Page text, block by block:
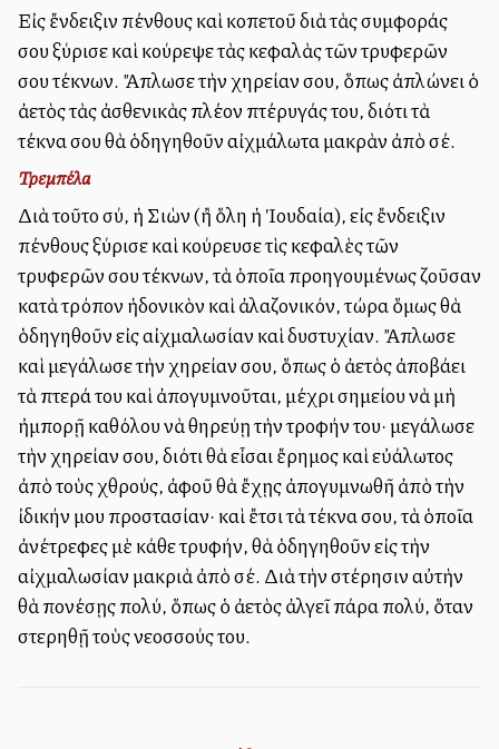
Εἰς ἔνδειξιν πένθους καὶ κοπετοῦ διὰ τὰς συμφοράς
σου ξύρισε καὶ κούρεψε τὰς κεφαλὰς τῶν τρυφερῶν
σου τέκνων. Ἄπλωσε τὴν χηρείαν σου, ὅπως ἀπλώνει ὁ
ἀετὸς τὰς ἀσθενικὰς πλέον πτέρυγάς του, διότι τὰ
τέκνα σου θὰ ὁδηγηθοῦν αἰχμάλωτα μακρὰν ἀπὸ σέ.
Τρεμπέλα
Διὰ τοῦτο σύ, ἡ Σιὼν (ἢ ὅλη ἡ Ἰουδαία), εἰς ἔνδειξιν
πένθους ξύρισε καὶ κούρευσε τὶς κεφαλὲς τῶν
τρυφερῶν σου τέκνων, τὰ ὁποῖα προηγουμένως ἐζοῦσαν
κατὰ τρόπον ἡδονικὸν καὶ ἀλαζονικόν, τώρα ὅμως θὰ
ὁδηγηθοῦν εἰς αἰχμαλωσίαν καὶ δυστυχίαν. Ἄπλωσε
καὶ μεγάλωσε τὴν χηρείαν σου, ὅπως ὁ ἀετὸς ἀποβάλλει
τὰ πτερά του καὶ ἀπογυμνοῦται, μέχρι σημείου νὰ μὴ
ἠμπορῇ καθόλου νὰ θηρεύῃ τὴν τροφήν του· μεγάλωσε
τὴν χηρείαν σου, διότι θὰ εἶσαι ἔρημος καὶ εὐάλωτος
ἀπὸ τοὺς ἐχθρούς, ἀφοῦ θὰ ἔχῃς ἀπογυμνωθῆ ἀπὸ τὴν
ἰδικήν μου προστασίαν· καὶ ἔτσι τὰ τέκνα σου, τὰ ὁποῖα
ἀνέτρεφες μὲ κάθε τρυφήν, θὰ ὁδηγηθοῦν εἰς τὴν
αἰχμαλωσίαν μακριὰ ἀπὸ σέ. Διὰ τὴν στέρησιν αὐτὴν
θὰ πονέσῃς πολύ, ὅπως ὁ ἀετὸς ἀλγεῖ πάρα πολύ, ὅταν
στερηθῇ τοὺς νεοσσούς του.